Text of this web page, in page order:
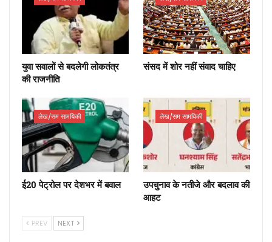
युवा सवालों से बदलेगी लोकतंत्र
की राजनीति
संसद में शोर नहीं संवाद चाहिए
लेख/सम सामयिकी
ई20 पेट्रोल पर देशभर में बवाल
लेख/सम सामयिकी
उपचुनाव के नतीजे और बदलाव की
आहट
PREV NEXT